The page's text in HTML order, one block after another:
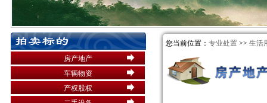
房产地产
车辆物资
产权股权
您当前位置： 专业处置 >> 生活